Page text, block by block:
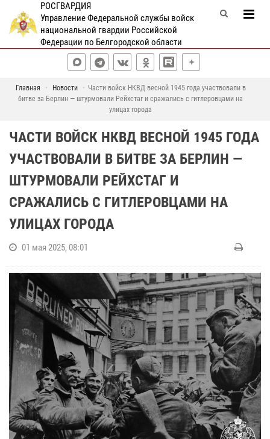
РОСГВАРДИЯ
Управление Федеральной службы войск
национальной гвардии Российской
Федерации по Белгородской области
Главная Новости
Части войск НКВД весной 1945 года участвовали в
битве за Берлин — штурмовали Рейхстаг и сражались с гитлеровцами на
улицах города
ЧАСТИ ВОЙСК НКВД ВЕСНОЙ 1945 ГОДА
УЧАСТВОВАЛИ В БИТВЕ ЗА БЕРЛИН —
ШТУРМОВАЛИ РЕЙХСТАГ И
СРАЖАЛИСЬ С ГИТЛЕРОВЦАМИ НА
УЛИЦАХ ГОРОДА
01 мая 2025, 08:01